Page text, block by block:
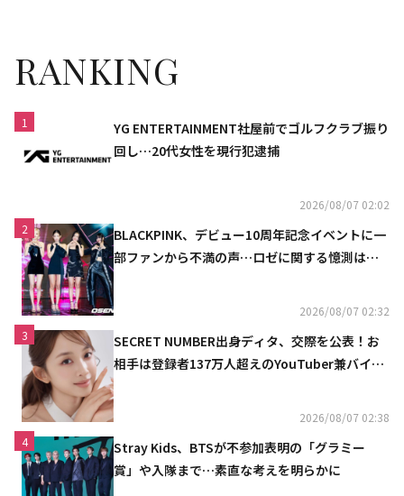
RANKING
1
YG ENTERTAINMENT社屋前でゴルフクラブ振り
回し…20代女性を現行犯逮捕
2026/08/07 02:02
2
BLACKPINK、デビュー10周年記念イベントに一
部ファンから不満の声…ロゼに関する憶測は否
2026/08/07 02:32
3
SECRET NUMBER出身ディタ、交際を公表！お
相手は登録者137万人超えのYouTuber兼バイオ
2026/08/07 02:38
4
Stray Kids、BTSが不参加表明の「グラミー
賞」や入隊まで…素直な考えを明らかに